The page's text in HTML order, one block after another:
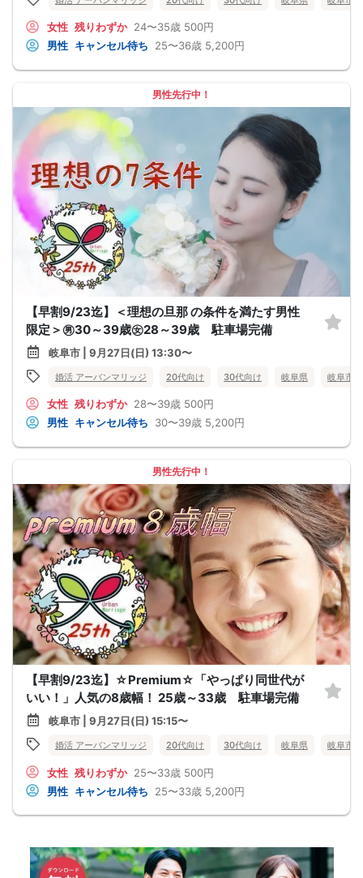
女性 残りわずか 24〜35歳 500円
男性 キャンセル待ち 25〜36歳 5,200円
男性先行中！
【早割9/23迄】＜理想の旦那 の条件を満たす男性
限定＞㊚30～39歳㊛28～39歳 駐車場完備
岐阜市 | 9月27日(日) 13:30〜
婚活 アーバンマリッジ 20代向け 30代向け 岐阜県 岐阜市
女性 残りわずか 28〜39歳 500円
男性 キャンセル待ち 30〜39歳 5,200円
男性先行中！
【早割9/23迄】☆Premium☆「やっぱり同世代が
いい！」人気の8歳幅！ 25歳～33歳 駐車場完備
岐阜市 | 9月27日(日) 15:15〜
婚活 アーバンマリッジ 20代向け 30代向け 岐阜県 岐阜市
女性 残りわずか 25〜33歳 500円
男性 キャンセル待ち 25〜33歳 5,200円